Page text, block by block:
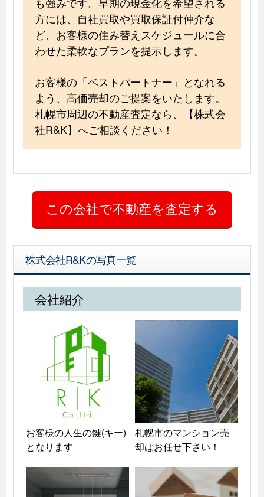
方には、自社買取や買取保証付仲介な
ど、お客様の住み替えスケジュールに合
わせた柔軟なプランを提示します。
お客様の「ベストパートナー」となれる
よう、高価売却のご提案をいたします。
札幌市周辺の不動産査定なら、【株式会
社R&K】へご相談ください！
株式会社R&Kの写真一覧
会社紹介
お客様の人生の鍵(キー)
となります
札幌市のマンション売
却はお任せ下さい！